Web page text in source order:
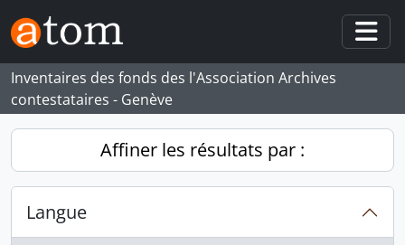
Skip to main content
Inventaires des fonds des l'Association Archives
contestataires - Genève
Affiner les résultats par :
Langue